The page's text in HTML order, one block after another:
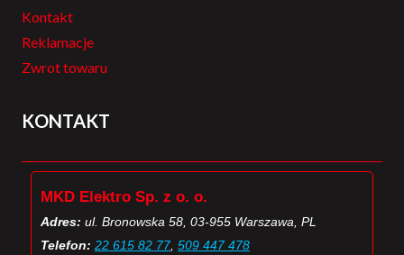
Kontakt
Reklamacje
Zwrot towaru
KONTAKT
MKD Elektro Sp. z o. o.
Adres: ul. Bronowska 58, 03-955 Warszawa, PL
Telefon: 22 615 82 77, 509 447 478